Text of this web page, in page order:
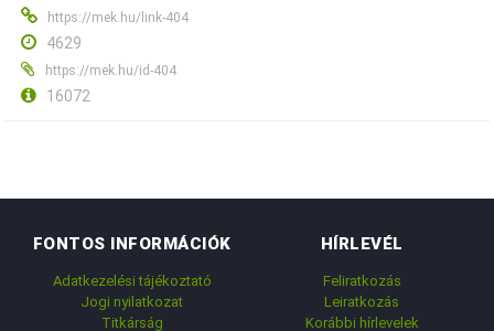
https://mek.hu/link-404
4629
https://mek.hu/id-404
16072
FONTOS INFORMÁCIÓK
Adatkezelési tájékoztató
Jogi nyilatkozat
Titkárság
HÍRLEVÉL
Feliratkozás
Leiratkozás
Korábbi hírlevelek